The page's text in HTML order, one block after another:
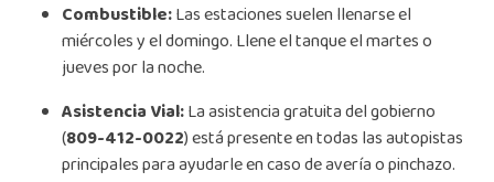
Combustible:Las estaciones suelen llenarse el
miércoles y el domingo. Llene el tanque el martes o
jueves por la noche.
Asistencia Vial:La asistencia gratuita del gobierno
(809-412-0022) está presente en todas las autopistas
principales para ayudarle en caso de avería o pinchazo.